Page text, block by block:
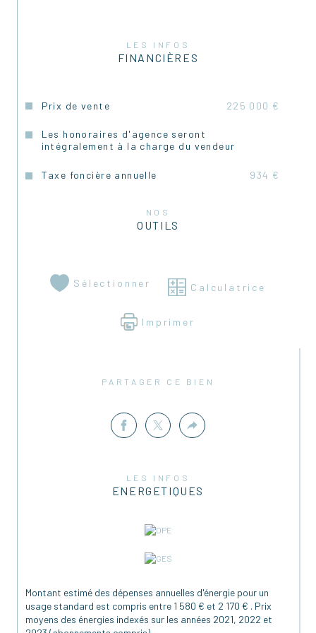
Un WC.
Deux salles de bain avec WC
double vitrage PVC
Une excellente classification énergétique
Les plus qui font la différence :
LES INFOS
FINANCIÈRES
Prix de vente 225 000 €
Les honoraires d'agence seront
intégralement à la charge du vendeur
Taxe foncière annuelle 934 €
NOS
OUTILS
Sélectionner Calculatrice
Imprimer
PARTAGER CE BIEN
LES INFOS
ENERGETIQUES
Montant estimé des dépenses annuelles d'énergie pour un
usage standard est compris entre 1 580 € et 2 170 € . Prix
moyens des énergies indexés sur les années 2021, 2022 et